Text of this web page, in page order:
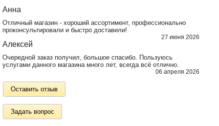
Анна
Отличный магазин - хороший ассортимент, профессионально
проконсультировали и быстро доставили!
27 июня 2026
Алексей
Очередной заказ получил, большое спасибо. Пользуюсь
услугами данного магазина много лет, всегда всё отлично.
06 апреля 2026
Оставить отзыв
Задать вопрос